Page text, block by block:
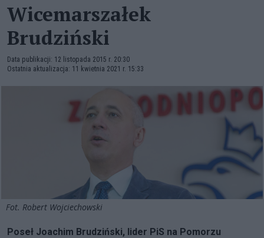
Wicemarszałek
Brudziński
Data publikacji: 12 listopada 2015 r. 20:30
Ostatnia aktualizacja: 11 kwietnia 2021 r. 15:33
Fot. Robert Wojciechowski
Poseł Joachim Brudziński, lider PiS na Pomorzu